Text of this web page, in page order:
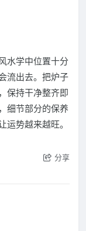
水学中位置十分
流出去。把炉子
保持干净整齐即
细节部分的保养
运势越来越旺。
分享